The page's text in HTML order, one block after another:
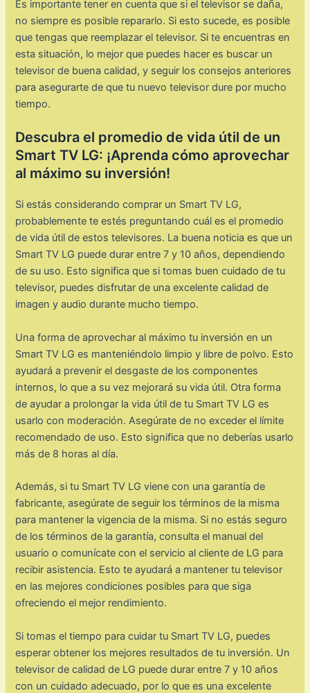
Es importante tener en cuenta que si el televisor se daña,
no siempre es posible repararlo. Si esto sucede, es posible
que tengas que reemplazar el televisor. Si te encuentras en
esta situación, lo mejor que puedes hacer es buscar un
televisor de buena calidad, y seguir los consejos anteriores
para asegurarte de que tu nuevo televisor dure por mucho
tiempo.
Descubra el promedio de vida útil de un
Smart TV LG: ¡Aprenda cómo aprovechar
al máximo su inversión!
Si estás considerando comprar un Smart TV LG,
probablemente te estés preguntando cuál es el promedio
de vida útil de estos televisores. La buena noticia es que un
Smart TV LG puede durar entre 7 y 10 años, dependiendo
de su uso. Esto significa que si tomas buen cuidado de tu
televisor, puedes disfrutar de una excelente calidad de
imagen y audio durante mucho tiempo.
Una forma de aprovechar al máximo tu inversión en un
Smart TV LG es manteniéndolo limpio y libre de polvo. Esto
ayudará a prevenir el desgaste de los componentes
internos, lo que a su vez mejorará su vida útil. Otra forma
de ayudar a prolongar la vida útil de tu Smart TV LG es
usarlo con moderación. Asegúrate de no exceder el límite
recomendado de uso. Esto significa que no deberías usarlo
más de 8 horas al día.
Además, si tu Smart TV LG viene con una garantía de
fabricante, asegúrate de seguir los términos de la misma
para mantener la vigencia de la misma. Si no estás seguro
de los términos de la garantía, consulta el manual del
usuario o comunícate con el servicio al cliente de LG para
recibir asistencia. Esto te ayudará a mantener tu televisor
en las mejores condiciones posibles para que siga
ofreciendo el mejor rendimiento.
Si tomas el tiempo para cuidar tu Smart TV LG, puedes
esperar obtener los mejores resultados de tu inversión. Un
televisor de calidad de LG puede durar entre 7 y 10 años
con un cuidado adecuado, por lo que es una excelente